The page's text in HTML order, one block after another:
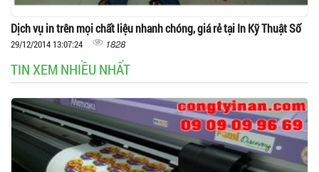
Dịch vụ in trên mọi chất liệu nhanh chóng, giá rẻ tại In Kỹ Thuật Số
29/12/2014 13:07:24 1828
TIN XEM NHIỀU NHẤT